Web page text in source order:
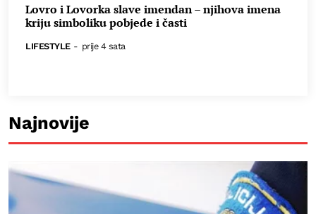
Lovro i Lovorka slave imendan – njihova imena
kriju simboliku pobjede i časti
LIFESTYLE - prije 4 sata
Najnovije